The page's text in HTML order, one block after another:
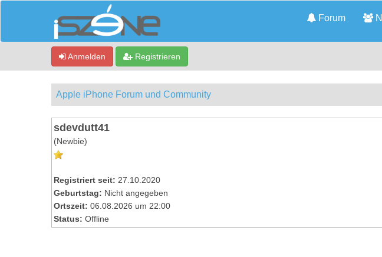
Forum
Anmelden Registrieren
Apple iPhone Forum und Community
sdevdutt41
(Newbie)
Registriert seit: 27.10.2020
Geburtstag: Nicht angegeben
Ortszeit: 06.08.2026 um 22:00
Status: Offline